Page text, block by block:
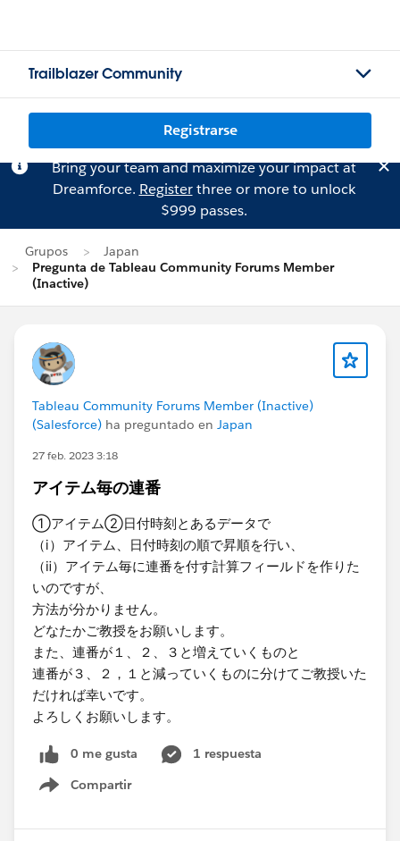
Trailblazer Community
Registrarse
Bring your team and maximize your impact at
Dreamforce. Registerthree or more to unlock
$999 passes.
Grupos
Japan
Pregunta de Tableau Community Forums Member
(Inactive)
Tableau Community Forums Member (Inactive)
(Salesforce) ha preguntado en Japan
27 feb. 2023 3:18
アイテム毎の連番
①アイテム②日付時刻とあるデータで
（ⅰ）アイテム、日付時刻の順で昇順を行い、
（ⅱ）アイテム毎に連番を付す計算フィールドを作りた
いのですが、
方法が分かりません。
どなたかご教授をお願いします。
また、連番が１、２、３と増えていくものと
連番が３、２，１と減っていくものに分けてご教授いた
だければ幸いです。
よろしくお願いします。​
0 me gusta
1 respuesta
Compartir
Show menu